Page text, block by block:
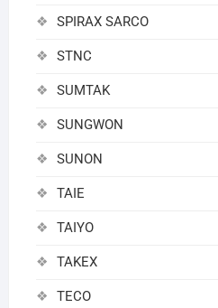
SPIRAX SARCO
STNC
SUMTAK
SUNGWON
SUNON
TAIE
TAIYO
TAKEX
TECO